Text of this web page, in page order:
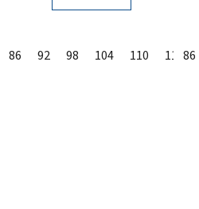
86 92 98 104 110 11686